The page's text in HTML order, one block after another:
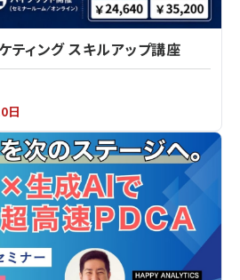
ィング スキルアップ講座
日